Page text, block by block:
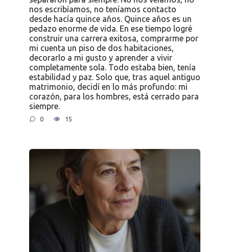
nos escribíamos, no teníamos contacto
desde hacía quince años. Quince años es un
pedazo enorme de vida. En ese tiempo logré
construir una carrera exitosa, comprarme por
mi cuenta un piso de dos habitaciones,
decorarlo a mi gusto y aprender a vivir
completamente sola. Todo estaba bien, tenía
estabilidad y paz. Solo que, tras aquel antiguo
matrimonio, decidí en lo más profundo: mi
corazón, para los hombres, está cerrado para
siempre.
0 15